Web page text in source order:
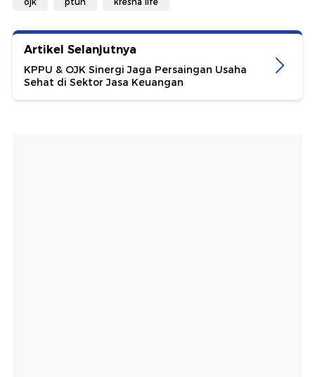
Artikel Selanjutnya
KPPU & OJK Sinergi Jaga Persaingan Usaha
Sehat di Sektor Jasa Keuangan